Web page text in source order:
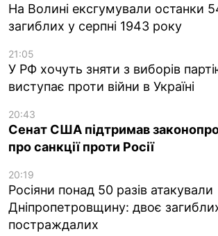
На Волині ексгумували останки
загиблих у серпні 1943 року
21:05
У РФ хочуть зняти з виборів
виступає проти війни в Україні
20:43
Сенат США підтримав
про санкції проти Росії
20:19
Росіяни понад 50 разів атакували
Дніпропетровщину: двоє
постраждалих